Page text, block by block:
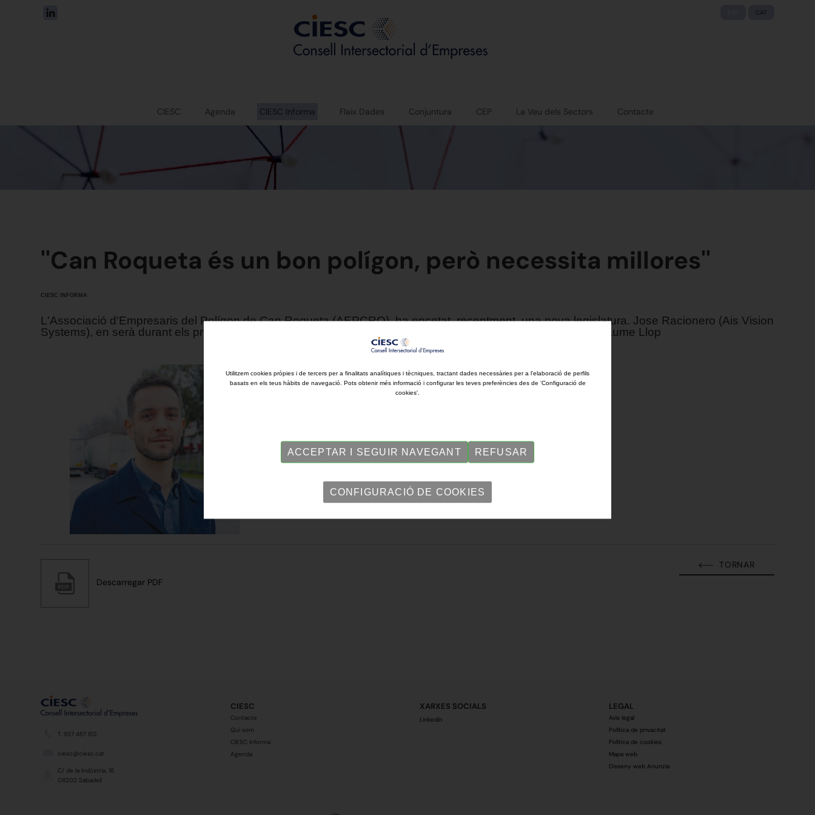
CAT
CIESC Agenda CIESC Informa Flaix Dades Conjuntura CEP La Veu dels Sectors Contacte
''Can Roqueta és un bon polígon, però necessita millores''
CIESC INFORMA
L'Associació d'Empresaris del Polígon de Can Roqueta (AEPCRO), ha encetat, recentment, una nova legislatura. Jose Racionero (Ais Vision
Systems), en serà durant els pròxims quatre anys el president de l'associació, després d'agafar el relleu de Jaume Llop
Descarregar PDF
TORNAR
T. 937 457 812
ciesc@ciesc.cat
C/ de la Indústria, 16
08202 Sabadell
CIESC
Contacte
Qui som
CIESC Informa
Agenda
XARXES SOCIALS
Linkedin
LEGAL
Avís legal
Política de privacitat
Política de cookies
Mapa web
Disseny web Anunzia
Utilitzem cookies pròpies i de tercers per a finalitats analítiques i tècniques, tractant dades necessàries per a l'elaboració de perfils
basats en els teus hàbits de navegació. Pots obtenir més informació i configurar les teves preferències des de 'Configuració de
cookies'.
ACCEPTAR I SEGUIR NAVEGANT REFUSAR
CONFIGURACIÓ DE COOKIES